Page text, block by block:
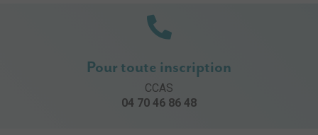
Pour toute inscription
CCAS
04 70 46 86 48